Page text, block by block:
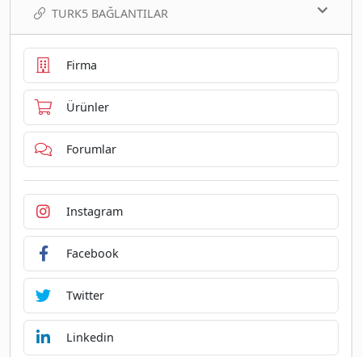
TURK5 BAĞLANTILAR
Firma
Ürünler
Forumlar
Instagram
Facebook
Twitter
Linkedin